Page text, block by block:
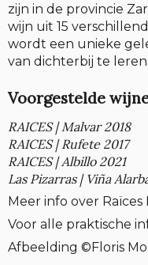
zijn in de provincie
wijn uit 15
wordt een unieke
van dichterbij te
Voorgestelde
RAICES | Malvar 2018
RAICES | Rufete 2017
RAICES | Albillo 2021
Las Pizarras | Viña
Meer info over Raïces
Voor alle praktische
Afbeelding ©Floris